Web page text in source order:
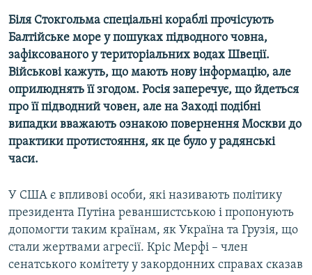
Усі сайти RFE/RL
Біля Стокгольма спеціальні кораблі прочісують
Балтійське море у пошуках підводного човна,
зафіксованого у територіальних водах Швеції.
Військові кажуть, що мають нову інформацію, але
оприлюднять її згодом. Росія заперечує, що йдеться
про її підводний човен, але на Заході подібні
випадки вважають ознакою повернення Москви до
практики протистояння, як це було у радянські
часи.
У США є впливові особи, які називають політику
президента Путіна реваншистською і пропонують
допомогти таким країнам, як Україна та Грузія, що
стали жертвами агресії. Кріс Мерфі – член
сенатського комітету у закордонних справах сказав